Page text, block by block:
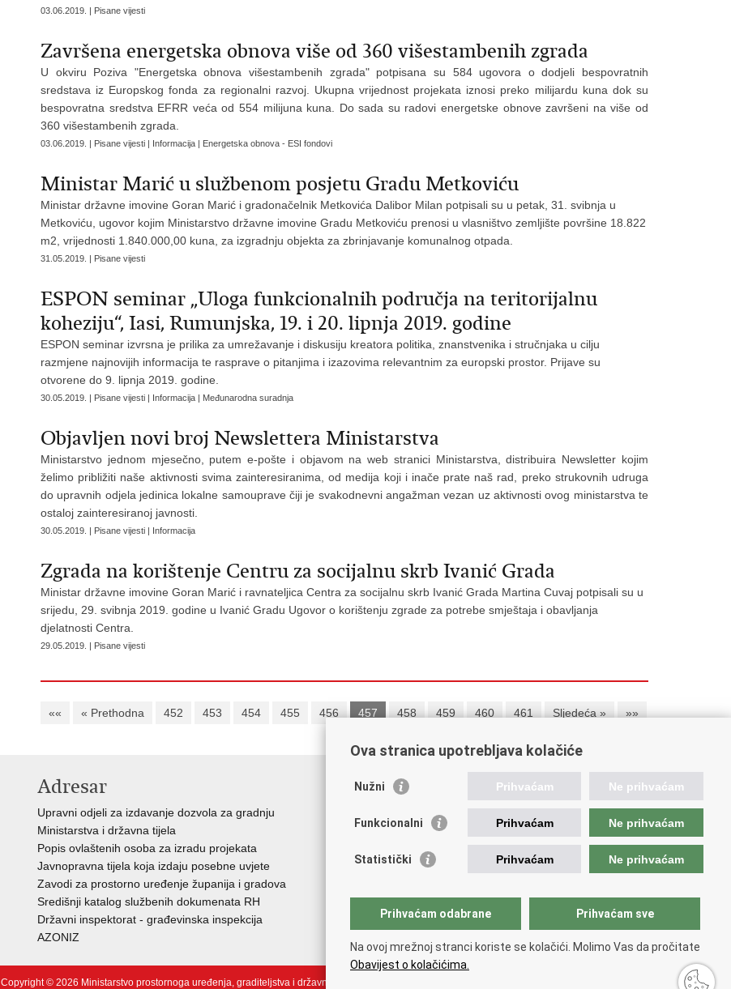
03.06.2019. | Pisane vijesti
Završena energetska obnova više od 360 višestambenih zgrada
U okviru Poziva "Energetska obnova višestambenih zgrada" potpisana su 584 ugovora o dodjeli bespovratnih
sredstava iz Europskog fonda za regionalni razvoj. Ukupna vrijednost projekata iznosi preko milijardu kuna dok su
bespovratna sredstva EFRR veća od 554 milijuna kuna. Do sada su radovi energetske obnove završeni na više od
360 višestambenih zgrada.
03.06.2019. | Pisane vijesti | Informacija | Energetska obnova - ESI fondovi
Ministar Marić u službenom posjetu Gradu Metkoviću
Ministar državne imovine Goran Marić i gradonačelnik Metkovića Dalibor Milan potpisali su u petak, 31. svibnja u
Metkoviću, ugovor kojim Ministarstvo državne imovine Gradu Metkoviću prenosi u vlasništvo zemljište površine 18.822
m2, vrijednosti 1.840.000,00 kuna, za izgradnju objekta za zbrinjavanje komunalnog otpada.
31.05.2019. | Pisane vijesti
ESPON seminar „Uloga funkcionalnih područja na teritorijalnu
koheziju“, Iasi, Rumunjska, 19. i 20. lipnja 2019. godine
ESPON seminar izvrsna je prilika za umrežavanje i diskusiju kreatora politika, znanstvenika i stručnjaka u cilju
razmjene najnovijih informacija te rasprave o pitanjima i izazovima relevantnim za europski prostor. Prijave su
otvorene do 9. lipnja 2019. godine.
30.05.2019. | Pisane vijesti | Informacija | Međunarodna suradnja
Objavljen novi broj Newslettera Ministarstva
Ministarstvo jednom mjesečno, putem e-pošte i objavom na web stranici Ministarstva, distribuira Newsletter kojim
želimo približiti naše aktivnosti svima zainteresiranima, od medija koji i inače prate naš rad, preko strukovnih udruga
do upravnih odjela jedinica lokalne samouprave čiji je svakodnevni angažman vezan uz aktivnosti ovog ministarstva te
ostaloj zainteresiranoj javnosti.
30.05.2019. | Pisane vijesti | Informacija
Zgrada na korištenje Centru za socijalnu skrb Ivanić Grada
Ministar državne imovine Goran Marić i ravnateljica Centra za socijalnu skrb Ivanić Grada Martina Cuvaj potpisali su u
srijedu, 29. svibnja 2019. godine u Ivanić Gradu Ugovor o korištenju zgrade za potrebe smještaja i obavljanja
djelatnosti Centra.
29.05.2019. | Pisane vijesti
«« « Prethodna 452 453 454 455 456 457 458 459 460 461 Sljedeća » »»
Adresar
Upravni odjeli za izdavanje dozvola za gradnju
Ministarstva i državna tijela
Popis ovlaštenih osoba za izradu projekata
Javnopravna tijela koja izdaju posebne uvjete
Zavodi za prostorno uređenje županija i gradova
Središnji katalog službenih dokumenata RH
Državni inspektorat - građevinska inspekcija
AZONIZ
Važne poveznice
Vlada Republike Hrvatske
Zavod za prostorni razvoj
Agencija za pravni promet i posredovanje nekretninama
Državna geodetska uprava
Centar za restrukturiranje i prodaju (CERP)
Državne nekretnine d.o.o.
Copyright © 2026 Ministarstvo prostornoga uređenja, graditeljstva i državne imovine.
Ova stranica upotrebljava kolačiće
Nužni Prihvaćam Ne prihvaćam
Funkcionalni Prihvaćam Ne prihvaćam
Statistički Prihvaćam Ne prihvaćam
Prihvaćam odabrane Prihvaćam sve
Na ovoj mrežnoj stranci koriste se kolačići. Molimo Vas da pročitate
Obavijest o kolačićima.